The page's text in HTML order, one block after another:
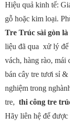
Hiệu quả kinh tế:
gỗ hoặc kim loại.
Tre Trúc sài gòn
liệu đã qua xử lý để
vách, hàng rào,
bán cây tre tươi sỉ
nghiệm trong
tre, thi công tre
Hãy liên hệ để